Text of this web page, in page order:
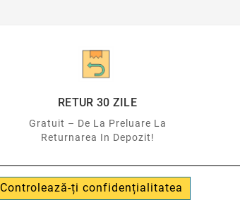
RETUR 30 ZILE
Gratuit – De La Preluare La
Returnarea In Depozit!
Controlează-ți confidențialitatea